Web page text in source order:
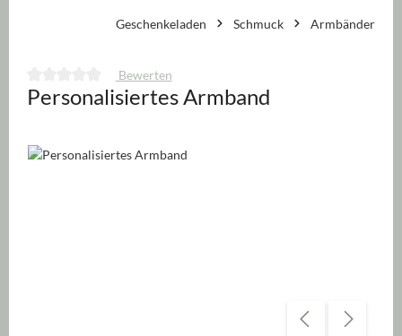
Geschenkeladen Schmuck Armbänder
Durchschnittliche Bewertung von 0 von 5 Sternen
Bewerten
Personalisiertes Armband
Bildergalerie überspringen